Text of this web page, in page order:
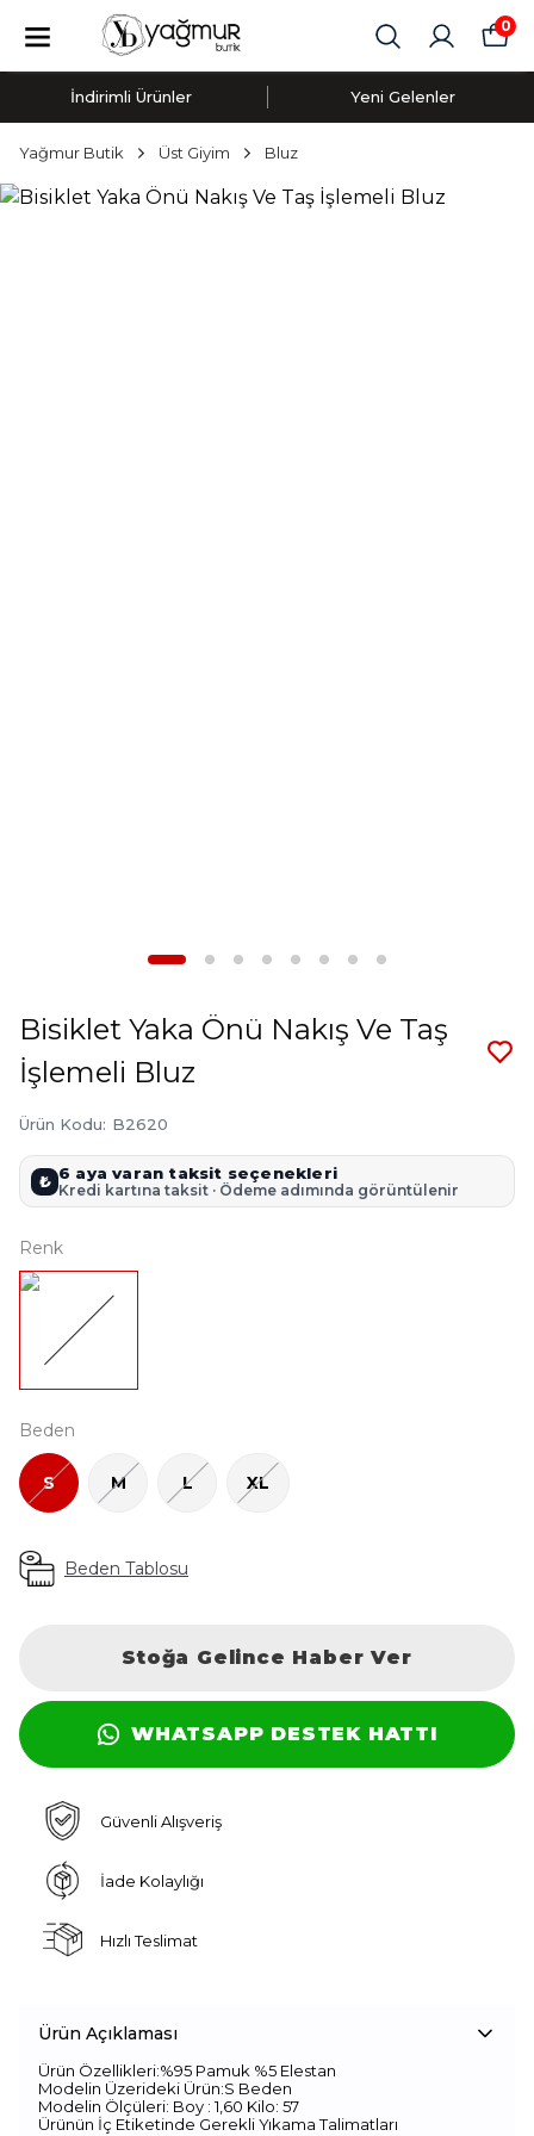
0
İndirimli Ürünler Yeni Gelenler
Yağmur Butik Üst Giyim Bluz
Bisiklet Yaka Önü Nakış Ve Taş
İşlemeli Bluz
Ürün Kodu: B2620
₺ 6 aya varan taksit seçenekleri
Kredi kartına taksit · Ödeme adımında görüntülenir
Renk
Beden
S M L XL
Beden Tablosu
Stoğa Gelince Haber Ver
WHATSAPP DESTEK HATTI
Güvenli Alışveriş
İade Kolaylığı
Hızlı Teslimat
Ürün Açıklaması
Ürün Özellikleri:%95 Pamuk %5 Elestan
Modelin Üzerideki Ürün:S Beden
Modelin Ölçüleri: Boy : 1,60 Kilo: 57
Ürünün İç Etiketinde Gerekli Yıkama Talimatları